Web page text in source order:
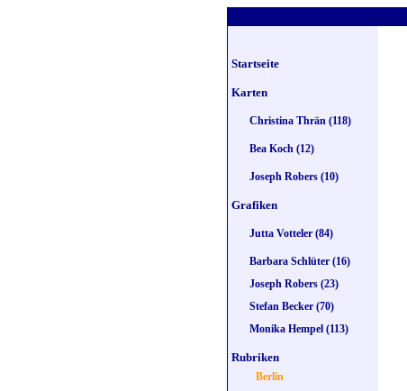
Startseite
Karten
Christina Thrän (118)
Bea Koch (12)
Joseph Robers (10)
Grafiken
Jutta Votteler (84)
Barbara Schlüter (16)
Joseph Robers (23)
Stefan Becker (70)
Monika Hempel (113)
Rubriken
Berlin